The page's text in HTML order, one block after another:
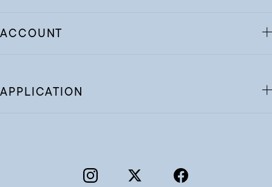
ACCOUNT
APPLICATION